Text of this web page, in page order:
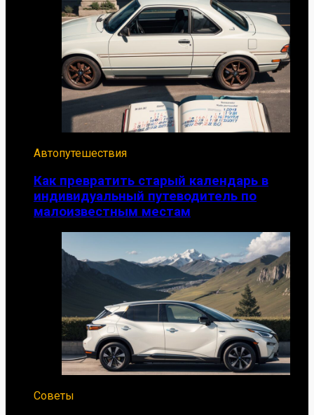
Автопутешествия
Как превратить старый календарь в
индивидуальный путеводитель по
малоизвестным местам
Советы